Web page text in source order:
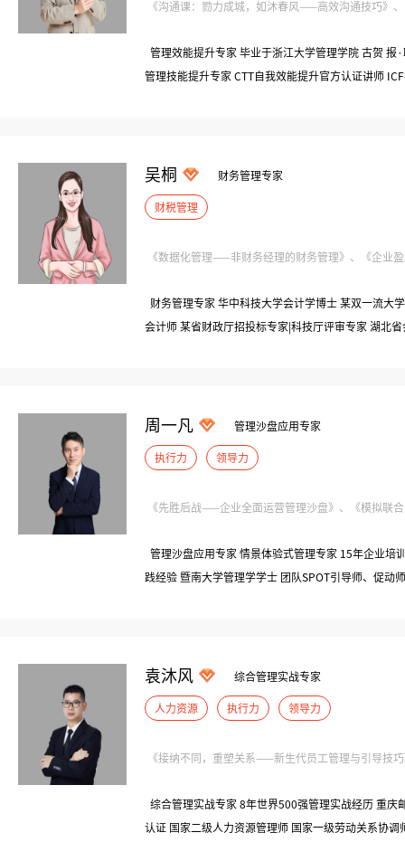
《沟通课：勠力成城，如沐春风——高效沟通技巧》
管理效能提升专家 毕业于浙江大学管理学院 古贺 报
管理技能提升专家 CTT自我效能提升官方认证讲师
吴桐 财务管理专家
财税管理
《数据化管理——非财务经理的财务管理》、《企业
财务管理专家 华中科技大学会计学博士 某双一流大
会计师 某省财政厅招投标专家|科技厅评审专家 湖北
周一凡 管理沙盘应用专家
执行力 领导力
《先胜后战——企业全面运营管理沙盘》、《模拟联
管理沙盘应用专家 情景体验式管理专家 15年企业培
践经验 暨南大学管理学学士 团队SPOT引导师、促动
袁沐风 综合管理实战专家
人力资源 执行力 领导力
《接纳不同，重塑关系——新生代员工管理与引导技
综合管理实战专家 8年世界500强管理实战经历 重庆
认证 国家二级人力资源管理师 国家一级劳动关系协调